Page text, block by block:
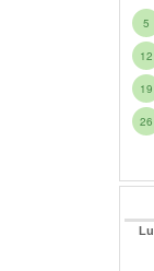
5
12
19
26
Lu